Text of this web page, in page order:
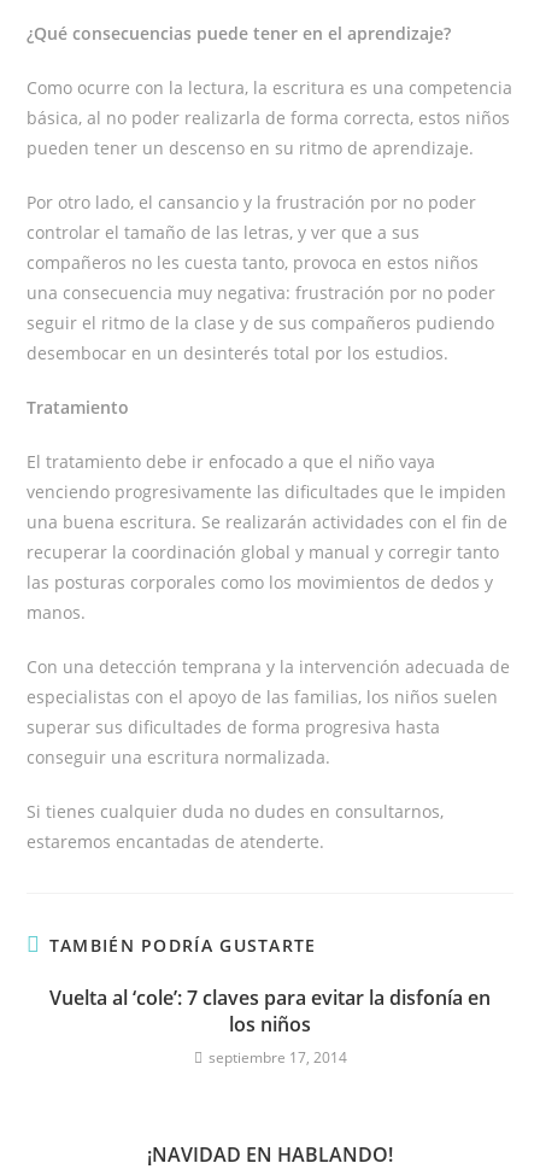
¿Qué consecuencias puede tener en el aprendizaje?
Como ocurre con la lectura, la escritura es una competencia
básica, al no poder realizarla de forma correcta, estos niños
pueden tener un descenso en su ritmo de aprendizaje.
Por otro lado, el cansancio y la frustración por no poder
controlar el tamaño de las letras, y ver que a sus
compañeros no les cuesta tanto, provoca en estos niños
una consecuencia muy negativa: frustración por no poder
seguir el ritmo de la clase y de sus compañeros pudiendo
desembocar en un desinterés total por los estudios.
Tratamiento
El tratamiento debe ir enfocado a que el niño vaya
venciendo progresivamente las dificultades que le impiden
una buena escritura. Se realizarán actividades con el fin de
recuperar la coordinación global y manual y corregir tanto
las posturas corporales como los movimientos de dedos y
manos.
Con una detección temprana y la intervención adecuada de
especialistas con el apoyo de las familias, los niños suelen
superar sus dificultades de forma progresiva hasta
conseguir una escritura normalizada.
Si tienes cualquier duda no dudes en consultarnos,
estaremos encantadas de atenderte.
TAMBIÉN PODRÍA GUSTARTE
Vuelta al ‘cole’: 7 claves para evitar la disfonía en
los niños
septiembre 17, 2014
¡NAVIDAD EN HABLANDO!